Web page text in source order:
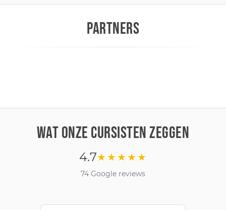
PARTNERS
WAT ONZE CURSISTEN ZEGGEN
4.7★★★★★
74 Google reviews